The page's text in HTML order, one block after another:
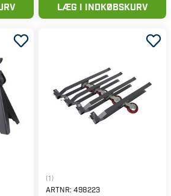
LÆG I INDKØBSKURV
(1)
ARTNR: 498223